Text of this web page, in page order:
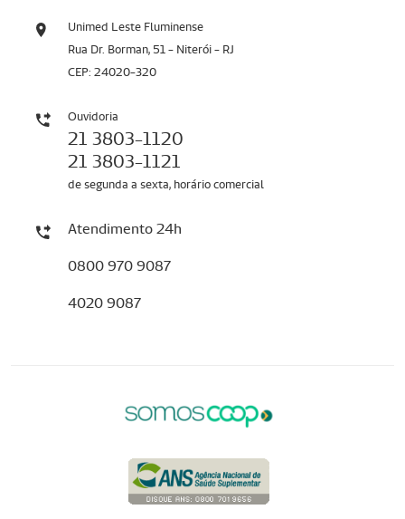
Unimed Leste Fluminense
Rua Dr. Borman, 51 - Niterói - RJ
CEP: 24020-320
Ouvidoria
21 3803-1120
21 3803-1121
de segunda a sexta, horário comercial
Atendimento 24h
0800 970 9087
4020 9087